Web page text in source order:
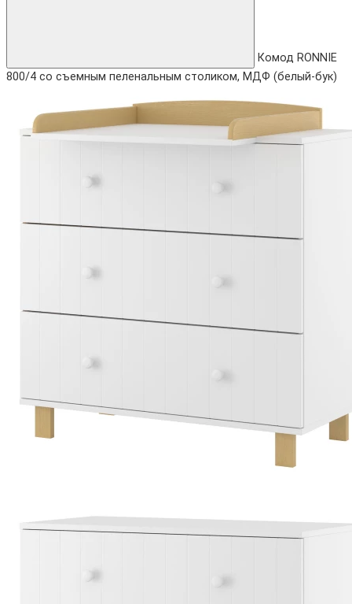
Комод RONNIE
800/4 со съемным пеленальным столиком, МДФ (белый-бук)